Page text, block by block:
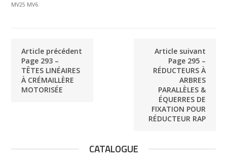
MV25 MV6
Article précédent
Page 293 –
TÊTES LINÉAIRES
À CRÉMAILLÈRE
MOTORISÉE
Article suivant
Page 295 –
RÉDUCTEURS À
ARBRES
PARALLÈLES &
ÉQUERRES DE
FIXATION POUR
RÉDUCTEUR RAP
CATALOGUE